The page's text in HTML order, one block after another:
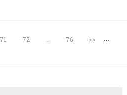
…
71 72 76 >>